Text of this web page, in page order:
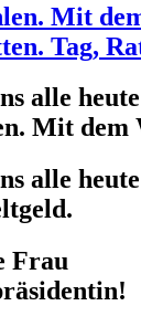
Mit
Tag,
alle
Mit dem
alle
Frau